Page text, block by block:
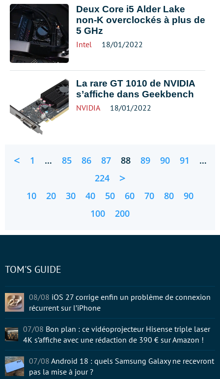
Deux Core i5 Alder Lake
non-K overclockés à plus de
5 GHz
Intel 18/01/2022
La rare GT 1010 de NVIDIA
s’affiche dans Geekbench
NVIDIA 18/01/2022
< 1 … 85 86 87 88 89 90 91
…
224
>
10 20 30 40 50 60 70 80
90
100
200
TOM'S GUIDE
08/08 iOS 27 corrige enfin un problème de connexion
récurrent sur l’iPhone
07/08 Bon plan : ce vidéoprojecteur Hisense triple laser
4K s’affiche avec une rédaction de 390 € sur Amazon !
07/08 Android 18 : quels Samsung Galaxy ne recevront
pas la mise à jour ?